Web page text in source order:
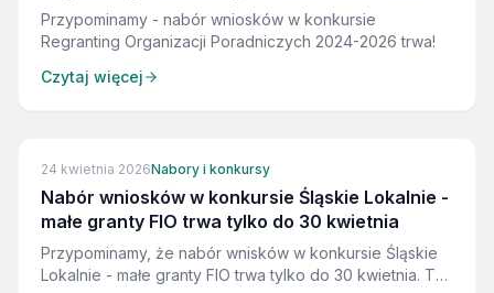
Przypominamy - nabór wniosków w konkursie
Regranting Organizacji Poradniczych 2024-2026 trwa!
Czytaj więcej
24 kwietnia 2026Nabory i konkursy
Nabór wniosków w konkursie Śląskie Lokalnie -
małe granty FIO trwa tylko do 30 kwietnia
Przypominamy, że nabór wnisków w konkursie Śląskie
Lokalnie - małe granty FIO trwa tylko do 30 kwietnia. To